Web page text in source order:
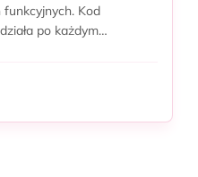
Kod
po każdym